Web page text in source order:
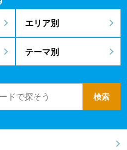
エリア別
テーマ別